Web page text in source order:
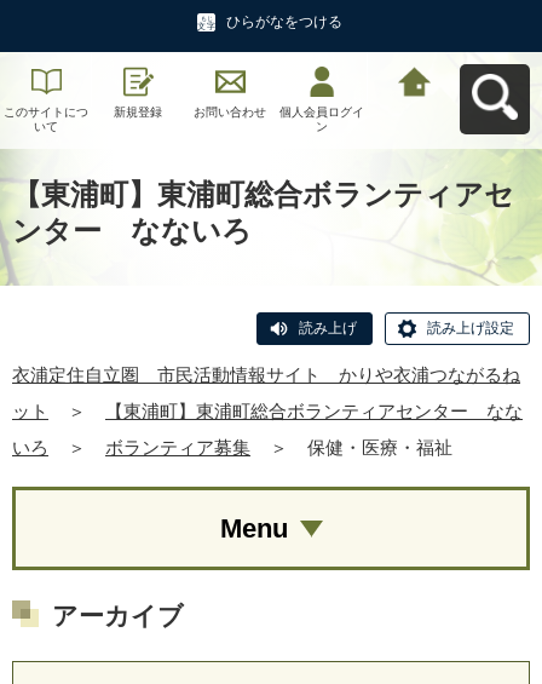
ひらがなをつける
このサイトにつ
いて
新規登録 お問い合わせ
個人会員ログイ
ン
【東浦町】東浦町総合ボランティアセ
ンター なないろ
読み上げ 読み上げ設定
衣浦定住自立圏 市民活動情報サイト かりや衣浦つながるね
ット
＞
【東浦町】東浦町総合ボランティアセンター なな
いろ
＞ ボランティア募集 ＞ 保健・医療・福祉
Menu
アーカイブ